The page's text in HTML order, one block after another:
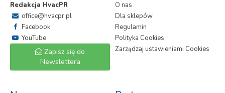
Redakcja HvacPR
office@hvacpr.pl
Facebook
YouTube
Zapisz się do
Newslettera
O nas
Dla sklepów
Regulamin
Polityka Cookies
Zarządzaj ustawieniami Cookies